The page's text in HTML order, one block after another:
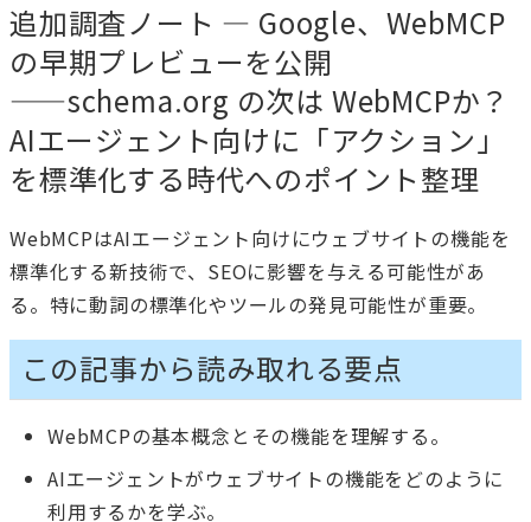
追加調査ノート — Google、WebMCP
の早期プレビューを公開
――schema.org の次は WebMCPか？
AIエージェント向けに「アクション」
を標準化する時代へのポイント整理
WebMCPはAIエージェント向けにウェブサイトの機能を
標準化する新技術で、SEOに影響を与える可能性があ
る。特に動詞の標準化やツールの発見可能性が重要。
この記事から読み取れる要点
WebMCPの基本概念とその機能を理解する。
AIエージェントがウェブサイトの機能をどのように
利用するかを学ぶ。